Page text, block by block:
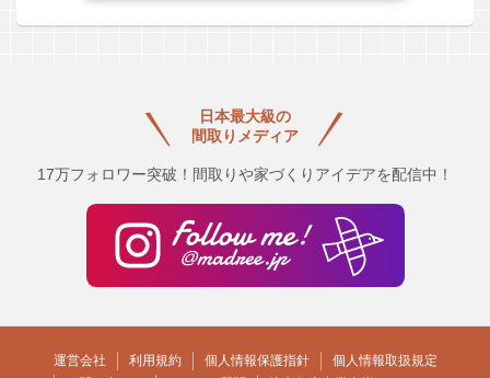
日本最大級の
間取りメディア
17万フォロワー突破！間取りや家づくりアイデアを配信中！
運営会社 利用規約 個人情報保護指針
個人情報取扱規定